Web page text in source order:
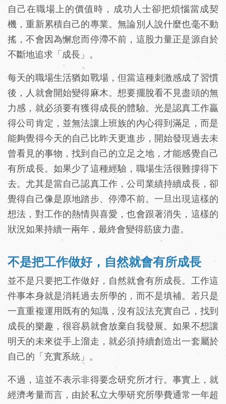
自己在職場上的價值時，成功人士卻把煩惱當成契
機，重新累積自己的專業。無論別人說什麼也毫不動
搖，不會因為懈怠而停滯不前，這股力量正是源自於
不斷地追求「成長」。
每天的職場生活猶如戰場，但當這種刺激感成了習慣
後，人就會開始變得麻木。想要擺脫看不見盡頭的無
力感，就必須要有獲得成長的體驗。光是認真工作贏
得公司肯定，並無法讓上班族的內心得到滿足，而是
能夠覺得今天的自己比昨天更進步，開始發現過去未
曾看見的事物，找到自己的立足之地，才能感覺自己
有所成長。如果少了這種經驗，職場生活很難撐得下
去。尤其是當自己認真工作，公司業績持續成長，卻
覺得自己像是原地踏步、停滯不前。一旦出現這樣的
想法，對工作的熱情與喜愛，也會跟著消失，這樣的
狀況如果持續一兩年，最終會變得筋疲力盡。
不是把工作做好，自然就會有所成長
並不是只要把工作做好，自然就會有所成長。工作這
件事本身就是消耗過去所學的，而不是填補。若只是
一直重複運用既有的知識，沒有設法充實自己，找到
成長的樂趣，很容易就會放棄自我發展。如果不想讓
明天的未來從手上溜走，就必須持續創造出一套屬於
自己的「充實系統」。
不過，這並不表示非得要念研究所才行。事實上，就
經濟考量而言，由於私立大學研究所學費通常一年超